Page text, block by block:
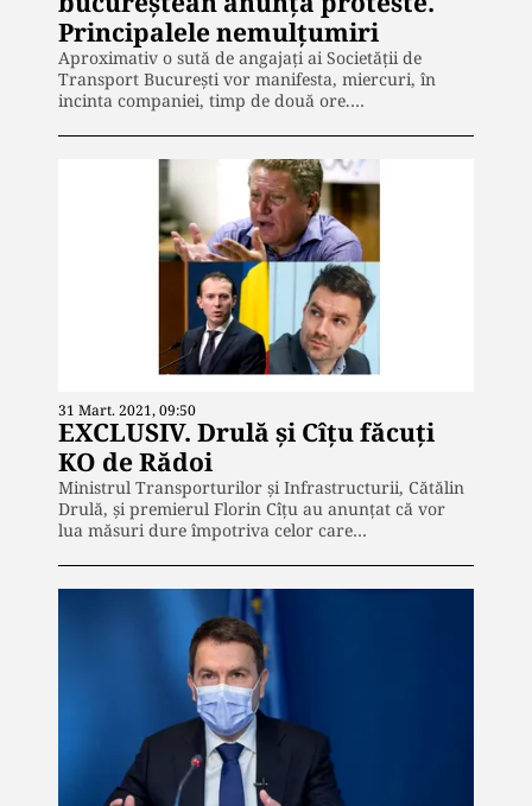
Principalele nemulțumiri
Aproximativ o sută de angajați ai Societății de
Transport București vor manifesta, miercuri, în
incinta companiei, timp de două ore.…
31 Mart. 2021, 09:50
EXCLUSIV. Drulă și Cîțu făcuți
KO de Rădoi
Ministrul Transporturilor și Infrastructurii, Cătălin
Drulă, și premierul Florin Cîțu au anunțat că vor
lua măsuri dure împotriva celor care…